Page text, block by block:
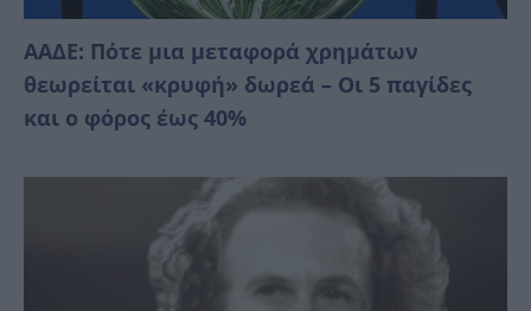
ΑΑΔΕ: Πότε μια μεταφορά χρημάτων
θεωρείται «κρυφή» δωρεά – Οι 5 παγίδες
και ο φόρος έως 40%